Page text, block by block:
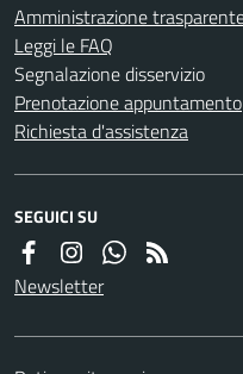
Amministrazione
Leggi le FAQ
Segnalazione disservizio
Prenotazione appuntamento
Richiesta d'assistenza
SEGUICI SU
Newsletter